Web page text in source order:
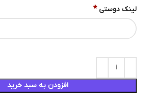
لینک دوستی *
افزودن به سبد خرید